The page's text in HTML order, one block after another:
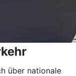
über nationale